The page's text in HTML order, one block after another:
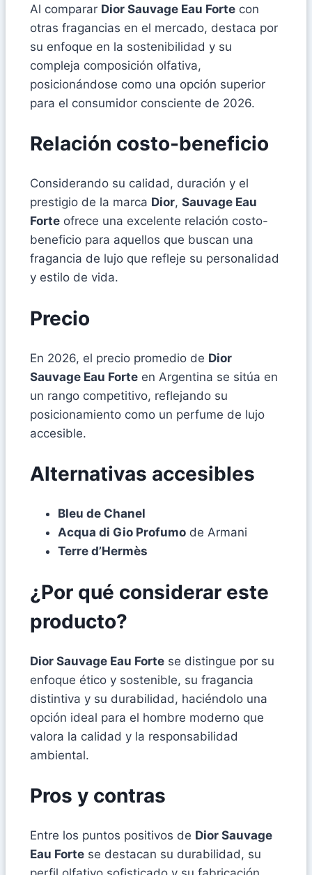
Al comparar Dior Sauvage Eau Forte con
otras fragancias en el mercado, destaca por
su enfoque en la sostenibilidad y su
compleja composición olfativa,
posicionándose como una opción superior
para el consumidor consciente de 2026.
Relación costo-beneficio
Considerando su calidad, duración y el
prestigio de la marca Dior, Sauvage Eau
Forte ofrece una excelente relación costo-
beneficio para aquellos que buscan una
fragancia de lujo que refleje su personalidad
y estilo de vida.
Precio
En 2026, el precio promedio de Dior
Sauvage Eau Forte en Argentina se sitúa en
un rango competitivo, reflejando su
posicionamiento como un perfume de lujo
accesible.
Alternativas accesibles
Bleu de Chanel
Acqua di Gio Profumo de Armani
Terre d’Hermès
¿Por qué considerar este
producto?
Dior Sauvage Eau Forte se distingue por su
enfoque ético y sostenible, su fragancia
distintiva y su durabilidad, haciéndolo una
opción ideal para el hombre moderno que
valora la calidad y la responsabilidad
ambiental.
Pros y contras
Entre los puntos positivos de Dior Sauvage
Eau Forte se destacan su durabilidad, su